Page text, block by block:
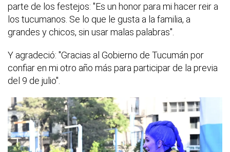
parte de los festejos: "Es un honor para mi hacer reir a
los tucumanos. Se lo que le gusta a la familia, a
grandes y chicos, sin usar malas palabras".
Y agradeció: "Gracias al Gobierno de Tucumán por
confiar en mi otro año más para participar de la previa
del 9 de julio".